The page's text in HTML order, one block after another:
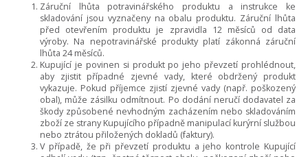
Záruční lhůta potravinářského produktu a instrukce ke
skladování jsou vyznačeny na obalu produktu. Záruční lhůta
před otevřením produktu je zpravidla 12 měsíců od data
výroby. Na nepotravinářské produkty platí zákonná záruční
lhůta 24 měsíců.
Kupující je povinen si produkt po jeho převzetí prohlédnout,
aby zjistit případné zjevné vady, které obdržený produkt
vykazuje. Pokud příjemce zjistí zjevné vady (např. poškozený
obal), může zásilku odmítnout. Po dodání neručí dodavatel za
škody způsobené nevhodným zacházením nebo skladováním
zboží ze strany Kupujícího případně manipulací kurýrní službou
nebo ztrátou přiložených dokladů (faktury).
V případě, že při převzetí produktu a jeho kontrole Kupující